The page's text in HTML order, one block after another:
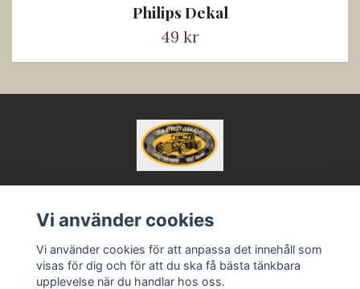
Philips Dekal
49 kr
Kontakt
Köpvillkor
Vi använder cookies
Vi använder cookies för att anpassa det innehåll som
visas för dig och för att du ska få bästa tänkbara
upplevelse när du handlar hos oss.